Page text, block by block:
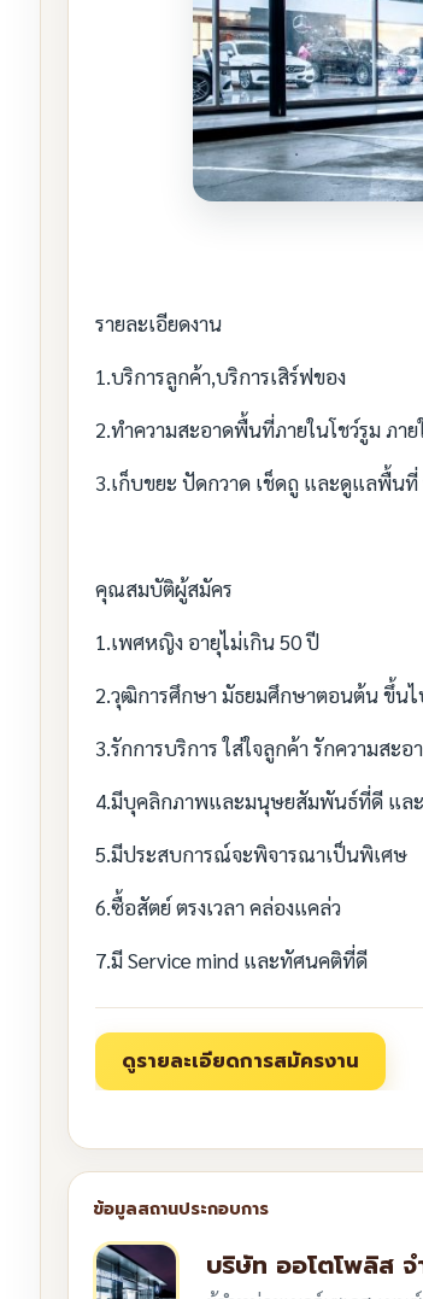
รายละเอียดงาน
1.บริการลูกค้า,บริการเสิร์ฟของ
2.ทำความสะอาดพื้นที่ภายในโชว์รูม ภา
3.เก็บขยะ ปัดกวาด เช็ดถู และดูแลพื้น
คุณสมบัติผู้สมัคร
1.เพศหญิง อายุไม่เกิน 50 ปี
2.วุฒิการศึกษา มัธยมศึกษาตอนต้น ขึ้น
3.รักการบริการ ใส่ใจลูกค้า รักความสะอ
4.มีบุคลิกภาพและมนุษยสัมพันธ์ที่ดี แล
5.มีประสบการณ์จะพิจารณาเป็นพิเศษ
6.ซื้อสัตย์ ตรงเวลา คล่องแคล่ว
7.มี Service mind และทัศนคติที่ดี
บริษัท ออโตโพลิส จ